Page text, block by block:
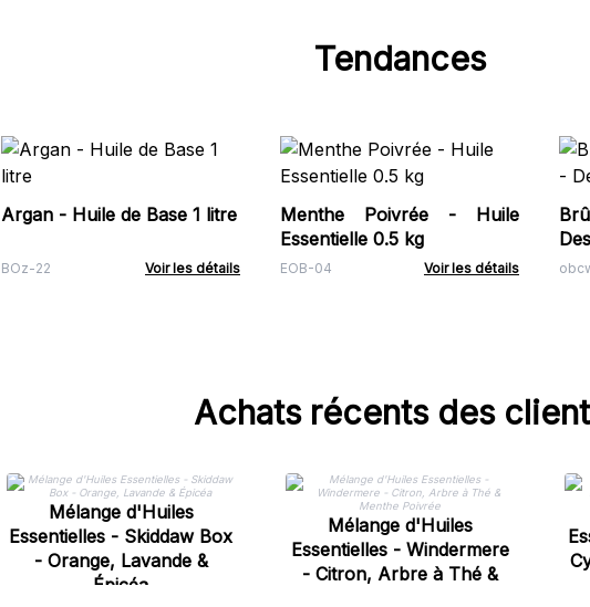
Tendances
Argan - Huile de Base 1 litre
BOz-22 Voir les détails
Menthe Poivrée - Huile
Essentielle 0.5 kg
EOB-04 Voir les détails
Achats récents des
Mélange d'Huiles
Essentielles - Skiddaw Box
- Orange, Lavande &
Épicéa
Mélange d'Huiles
Essentielles - Windermere
- Citron, Arbre à Thé &